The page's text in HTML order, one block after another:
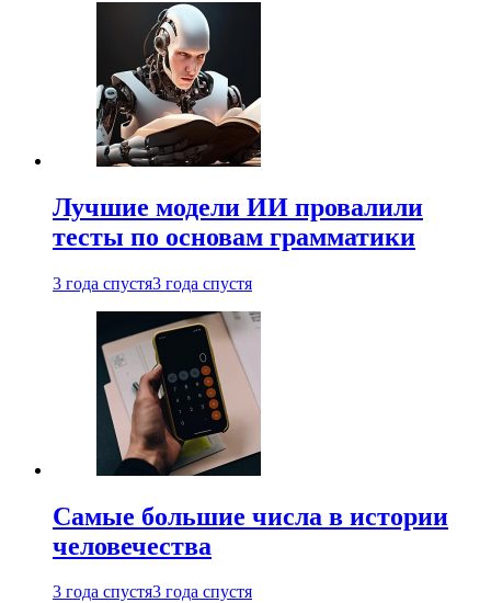
Лучшие модели ИИ провалили
тесты по основам грамматики
3 года спустя3 года спустя
Самые большие числа в истории
человечества
3 года спустя3 года спустя